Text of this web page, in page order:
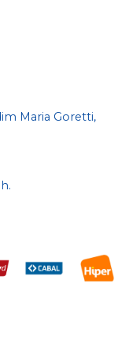
Maria Goretti,